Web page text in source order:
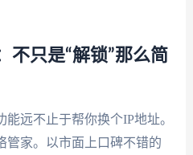
不只是“解锁”那么简
远不止于帮你换个IP地址。
管家。以市面上口碑不错的